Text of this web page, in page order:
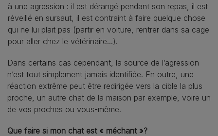
à une agression : il est dérangé pendant son repas, il est
réveillé en sursaut, il est contraint à faire quelque chose
qui ne lui plait pas (partir en voiture, rentrer dans sa cage
pour aller chez le vétérinaire...).
Dans certains cas cependant, la source de l’agression
n’est tout simplement jamais identifiée. En outre, une
réaction extrême peut être redirigée vers la cible la plus
proche, un autre chat de la maison par exemple, voire un
de vos proches ou vous-même.
Que faire si mon chat est « méchant »?